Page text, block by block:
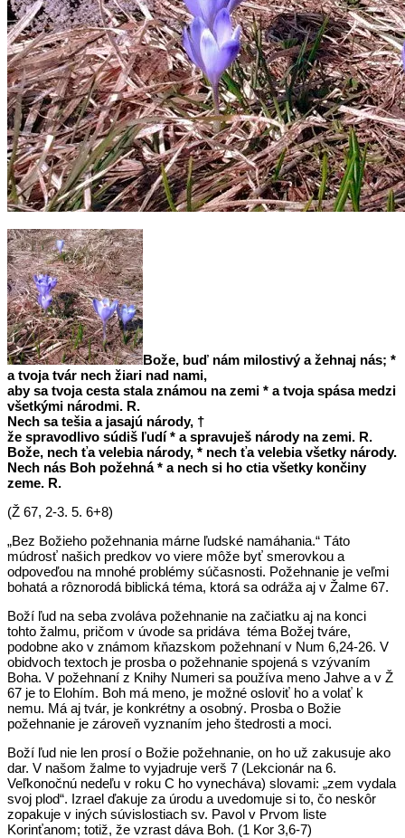
Bože, buď nám milostivý a žehnaj nás; *
a tvoja tvár nech žiari nad nami,
aby sa tvoja cesta stala známou na zemi * a tvoja spása medzi
všetkými národmi. R.
Nech sa tešia a jasajú národy, †
že spravodlivo súdiš ľudí * a spravuješ národy na zemi. R.
Bože, nech ťa velebia národy, * nech ťa velebia všetky národy.
Nech nás Boh požehná * a nech si ho ctia všetky končiny
zeme. R.
(Ž 67, 2-3. 5. 6+8)
„Bez Božieho požehnania márne ľudské namáhania.“ Táto
múdrosť našich predkov vo viere môže byť smerovkou a
odpoveďou na mnohé problémy súčasnosti. Požehnanie je veľmi
bohatá a rôznorodá biblická téma, ktorá sa odráža aj v Žalme 67.
Boží ľud na seba zvoláva požehnanie na začiatku aj na konci
tohto žalmu, pričom v úvode sa pridáva téma Božej tváre,
podobne ako v známom kňazskom požehnaní v Num 6,24-26. V
obidvoch textoch je prosba o požehnanie spojená s vzývaním
Boha. V požehnaní z Knihy Numeri sa používa meno Jahve a v Ž
67 je to Elohím. Boh má meno, je možné osloviť ho a volať k
nemu. Má aj tvár, je konkrétny a osobný. Prosba o Božie
požehnanie je zároveň vyznaním jeho štedrosti a moci.
Boží ľud nie len prosí o Božie požehnanie, on ho už zakusuje ako
dar. V našom žalme to vyjadruje verš 7 (Lekcionár na 6.
Veľkonočnú nedeľu v roku C ho vynecháva) slovami: „zem vydala
svoj plod“. Izrael ďakuje za úrodu a uvedomuje si to, čo neskôr
zopakuje v iných súvislostiach sv. Pavol v Prvom liste
Korinťanom; totiž, že vzrast dáva Boh. (1 Kor 3,6-7)